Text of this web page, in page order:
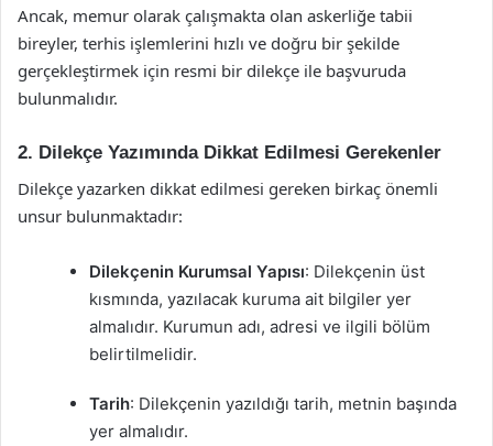
Ancak, memur olarak çalışmakta olan askerliğe tabii
bireyler, terhis işlemlerini hızlı ve doğru bir şekilde
gerçekleştirmek için resmi bir dilekçe ile başvuruda
bulunmalıdır.
2. Dilekçe Yazımında Dikkat Edilmesi Gerekenler
Dilekçe yazarken dikkat edilmesi gereken birkaç önemli
unsur bulunmaktadır:
Dilekçenin Kurumsal Yapısı: Dilekçenin üst
kısmında, yazılacak kuruma ait bilgiler yer
almalıdır. Kurumun adı, adresi ve ilgili bölüm
belirtilmelidir.
Tarih: Dilekçenin yazıldığı tarih, metnin başında
yer almalıdır.